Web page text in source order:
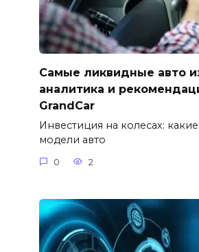
Самые ликвидные авто
аналитика и
GrandCar
Инвестиция на колесах:
модели авто
0 2